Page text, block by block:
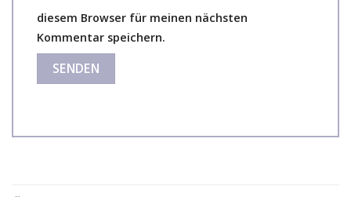
diesem Browser für meinen nächsten
Kommentar speichern.